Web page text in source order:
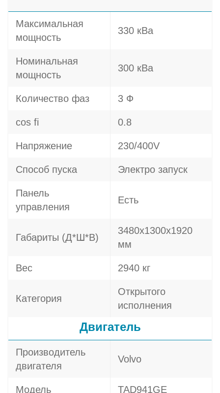
Максимальная
мощность
330 кВа
Номинальная
мощность
300 кВа
Количество фаз 3 Ф
cos fi 0.8
Напряжение 230/400V
Способ пуска Электро запуск
Панель
управления
Есть
Габариты (Д*Ш*В)
3480х1300х1920
мм
Вес 2940 кг
Категория
Открытого
исполнения
Двигатель
Производитель
двигателя
Volvo
Модель TAD941GE